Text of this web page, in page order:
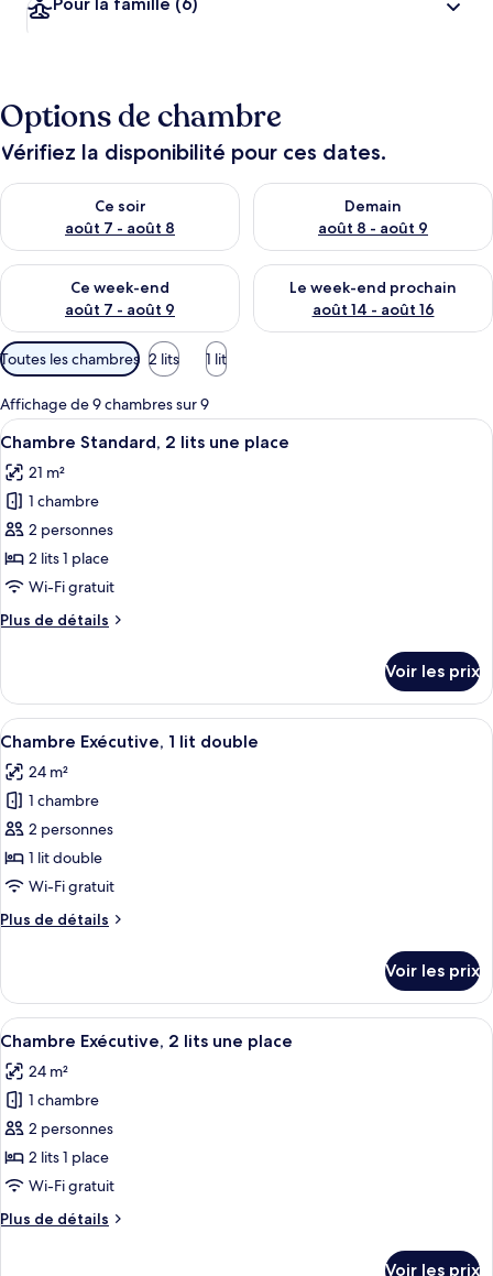
Options de chambre
Vérifiez la disponibilité pour ces dates.
Ce soir
août 7 - août 8
Vérifier la disponibilité pour ce soir août 7 - août 8
Demain
août 8 - août 9
Vérifier la disponibilité pour
Ce week-end
août 7 - août 9
Vérifier la disponibilité pour ce week-end août 7 - août 9
Le week-end prochain
août 14 - août 16
Vérifier la disponibilité pour
Filtres
disponibles
pour
les
chambres
Toutes les chambres 2 lits 1 lit
Affichage de 9 chambres sur 9
Afficher
toutes
les
photos
pour
ce
type
chambre :
2
lits
une
place
Une chambre d’hôtel avec deux lits,
6
Chambre Standard, 2 lits une place
21 m²
1 chambre
2 personnes
2 lits 1 place
Wi-Fi gratuit
Plus de détails
Plus
le
type
de
Chambre
Standard,
lits
une
place
Voir les prix
Afficher
toutes
les
photos
pour
ce
type
chambre :
lit
double
Une chambre d’hôtel avec un lit, un
4
Chambre Exécutive, 1 lit double
24 m²
1 chambre
2 personnes
1 lit double
Wi-Fi gratuit
Plus de détails
Plus
le
type
de
Chambre
Exécutive,
lit
double
Voir les prix
Afficher
toutes
les
photos
pour
ce
type
chambre :
Une chambre d’hôtel avec un lit, un
5
Chambre Exécutive, 2 lits une place
24 m²
1 chambre
2 personnes
2 lits 1 place
Wi-Fi gratuit
Plus de détails
Plus
Voir les prix